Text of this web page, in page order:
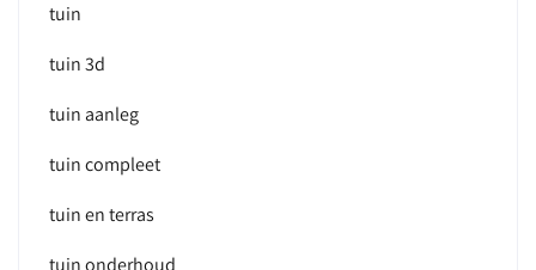
tuin
tuin 3d
tuin aanleg
tuin compleet
tuin en terras
tuin onderhoud